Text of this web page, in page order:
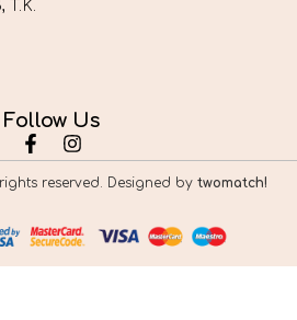
Follow Us
reserved. Designed by twomatch!